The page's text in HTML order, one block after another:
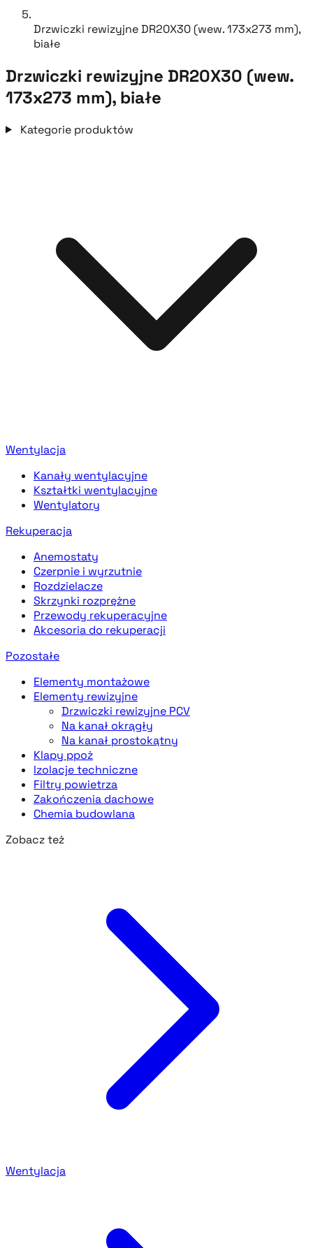
Drzwiczki rewizyjne DR20X30 (wew. 173x273 mm),
białe
Drzwiczki rewizyjne DR20X30 (wew.
173x273 mm), białe
Kategorie produktów
Wentylacja
Kanały wentylacyjne
Kształtki wentylacyjne
Wentylatory
Rekuperacja
Anemostaty
Czerpnie i wyrzutnie
Rozdzielacze
Skrzynki rozprężne
Przewody rekuperacyjne
Akcesoria do rekuperacji
Pozostałe
Elementy montażowe
Elementy rewizyjne
Drzwiczki rewizyjne PCV
Na kanał okrągły
Na kanał prostokątny
Klapy ppoż
Izolacje techniczne
Filtry powietrza
Zakończenia dachowe
Chemia budowlana
Zobacz też
Wentylacja